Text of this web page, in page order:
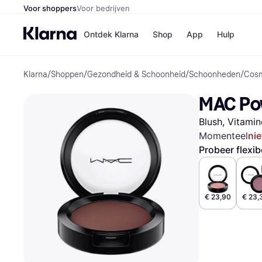
Voor shoppersVoor bedrijven
Ontdek Klarna Shop
Winkels
Bol
H&M
App Hulp
Klarna/Shoppen/Gezondheid & Schoonheid/Schoonheden/
MAC
Blush,
Momenteel
Probeer
€ 23,90 €